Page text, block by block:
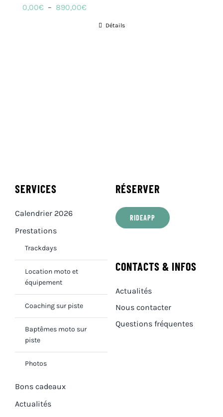
0,00€ – 890,00€
Détails
SERVICES
Calendrier 2026
Prestations
Trackdays
Location moto et
équipement
Coaching sur piste
Baptêmes moto sur
piste
Photos
Bons cadeaux
Actualités
RÉSERVER
RIDEAPP
CONTACTS & INFOS
Actualités
Nous contacter
Questions fréquentes